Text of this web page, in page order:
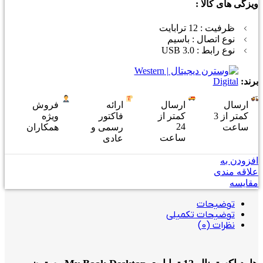
کیبورد تسکو
کیبورد و ماوس
کیبورد و ماوس گرین
ویزگی های کالا :
ظرفیت : 12 ترابایت
نوع اتصال : باسیم
نوع رابط : USB 3.0
برند:
ارسال
کمتر از 3
ساعت
ارسال
کمتر از
24
ساعت
ارائه
فاکتور
رسمی و
عادی
فروش
ویژه
همکاران
افزودن به
علاقه مندی
مقایسه
توضیحات
توضیحات تکمیلی
نظرات (0)